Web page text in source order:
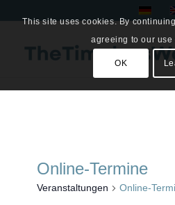
Online-Termine
Veranstaltungen Online-
This site uses cookies. By
agreeing to our use
OK